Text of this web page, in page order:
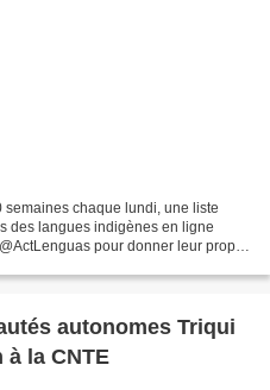
chaque lundi, une liste
des langues indigènes en ligne
pour donner leur propre
autonomes Triqui
la CNTE